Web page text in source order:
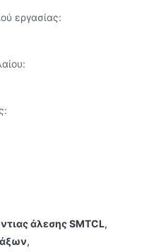
εργασίας:
άλεσης SMTCL,
άξων,